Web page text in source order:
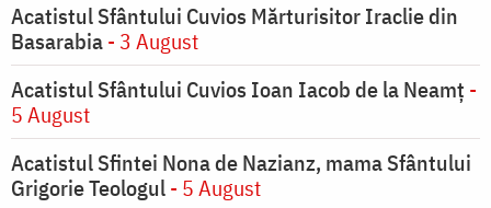
Acatistul Sfântului Cuvios Mărturisitor Iraclie din
Basarabia- 3 August
Acatistul Sfântului Cuvios Ioan Iacob de la Neamț -
5 August
Acatistul Sfintei Nona de Nazianz, mama Sfântului
Grigorie Teologul- 5 August